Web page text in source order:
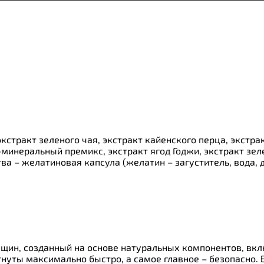
зеленого чая, экстракт кайенского перца,
премикс, экстракт ягод Годжи, экстракт
– желатиновая капсула (желатин – загуститель, вода,
созданный на основе натуральных компонентов,
максимально быстро, а самое главное –